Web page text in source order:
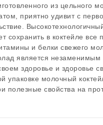
из цельного
приятно удивит с
сохранить в коктейле все
и белки свежего
является
здоровье и здоровье
упаковке молочный
полезные свойства на